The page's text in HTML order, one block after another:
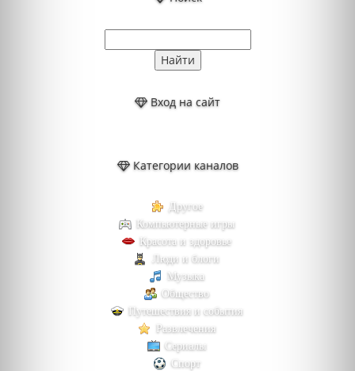
Вход на сайт
Категории каналов
Другое
Компьютерные игры
Красота и здоровье
Люди и блоги
Музыка
Общество
Путешествия и события
Развлечения
Сериалы
Спорт